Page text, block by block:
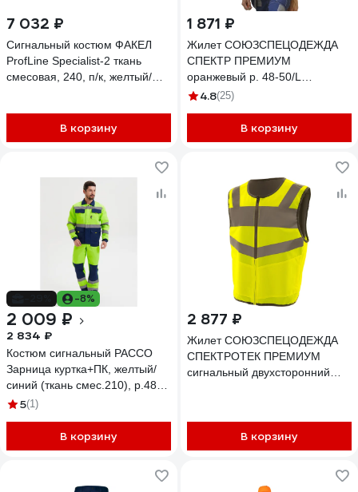
7 032 ₽
Сигнальный костюм ФАКЕЛ
ProfLine Specialist-2 ткань
смесовая, 240, п/к, желтый/
В корзину
1 871 ₽
Жилет СОЮЗСПЕЦОДЕЖДА
СПЕКТР ПРЕМИУМ
оранжевый р. 48-50/L
2000000036397
4.8(25)
В корзину
-8%
2 009 ₽
2 834 ₽
Костюм сигнальный РАССО
Зарница куртка+ПК, желтый/
синий (ткань смес.210), р.48-
50/170-176 77509 (48/170)
5(1)
В корзину
2 877 ₽
Жилет СОЮЗСПЕЦОДЕЖДА
СПЕКТРОТЕК ПРЕМИУМ
сигнальный двухсторонний
В корзину